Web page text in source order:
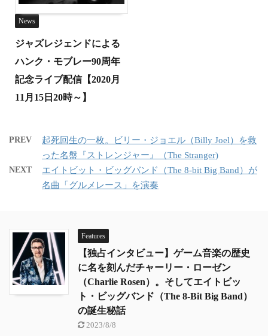
News
ジャズレジェンドによる
ハンク・モブレー90周年
記念ライブ配信【2020月
11月15日20時～】
PREV
起死回生の一枚。ビリー・ジョエル（Billy Joel）を救
った名盤『ストレンジャー』（The Stranger)
NEXT
エイトビット・ビッグバンド（The 8-bit Big Band）が
名曲「グルメレース」を演奏
Features
【独占インタビュー】ゲーム音楽の歴史
に名を刻んだチャーリー・ローゼン
（Charlie Rosen）。そしてエイトビッ
ト・ビッグバンド（The 8-Bit Big Band）
の誕生秘話
2023/8/8